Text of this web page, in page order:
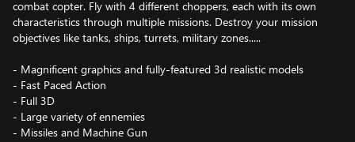
combat copter. Fly with 4 different choppers, each with its own
characteristics through multiple missions. Destroy your mission
objectives like tanks, ships, turrets, military zones.....
- Magnificent graphics and fully-featured 3d realistic models
- Fast Paced Action
- Full 3D
- Large variety of ennemies
- Missiles and Machine Gun